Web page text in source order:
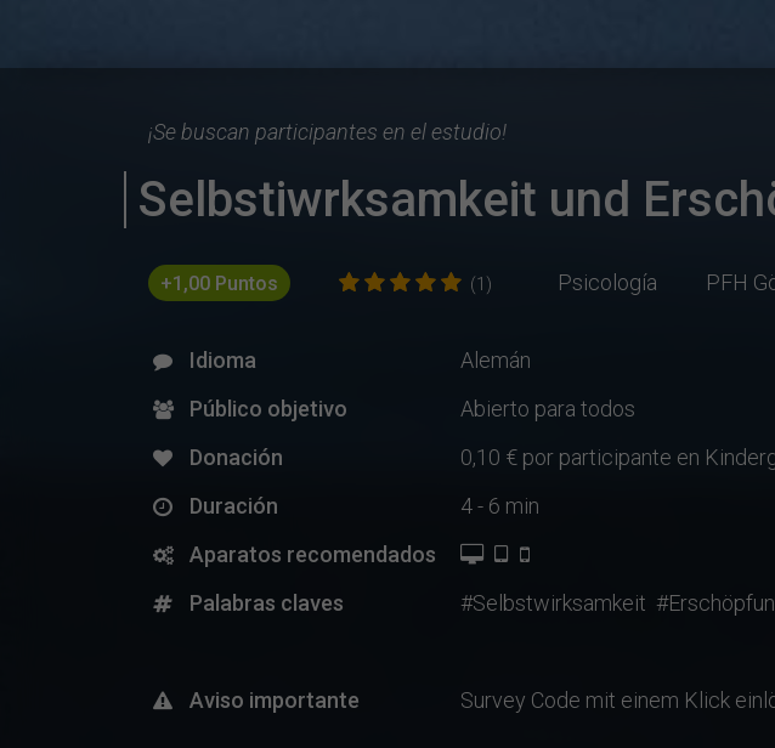
¡Se buscan participantes en el estudio!
Selbstiwrksamkeit und
+1,00 Puntos (1) Psicología PFH
Idioma
Alemán
Público objetivo
Abierto para todos
Donación
0,10 € por participante en
Duración
4 - 6 min
Aparatos recomendados
Palabras claves
#Selbstwirksamkeit
Aviso importante Survey Code mit einem Klick